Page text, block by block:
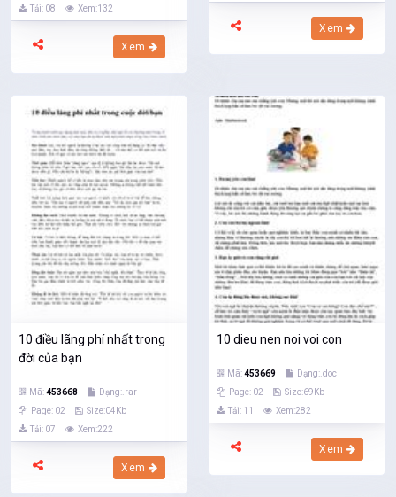
Tải: 08
Xem:132
Xem
Xem
10 điều lãng phí nhất trong
đời của bạn
Mã:453668
Dạng:.rar
Page: 02
Size:04Kb
Tải: 07
Xem:222
Xem
10 dieu nen noi voi con
Mã:453669
Dạng:.doc
Page: 02
Size:69Kb
Tải: 11
Xem:282
Xem